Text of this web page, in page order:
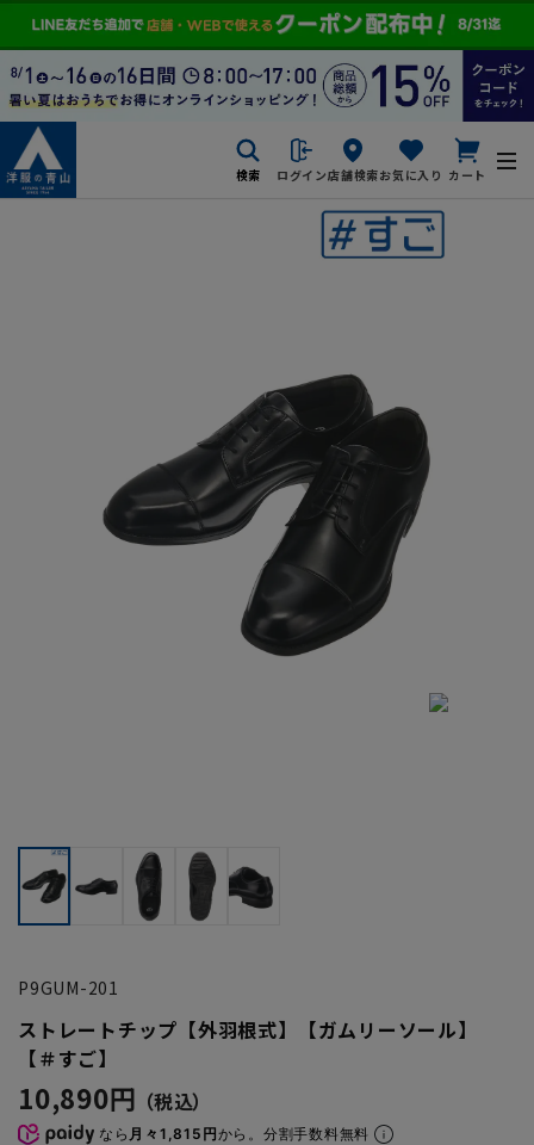
検索 ログイン店舗検索お気に入り カート
P9GUM-201
ストレートチップ【外羽根式】【ガムリーソール】
【＃すご】
10,890円
なら 月々1,815円から。分割手数料無料